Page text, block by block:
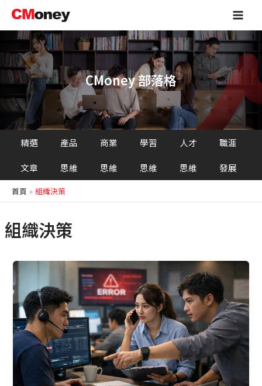
主
容
Main
CMoney 部落格
精選
文章
產品
思維
商業
思維
學習
思維
人才
思維
職涯
發展
首頁 組織決策
組織決策
都
做
對
了，
為